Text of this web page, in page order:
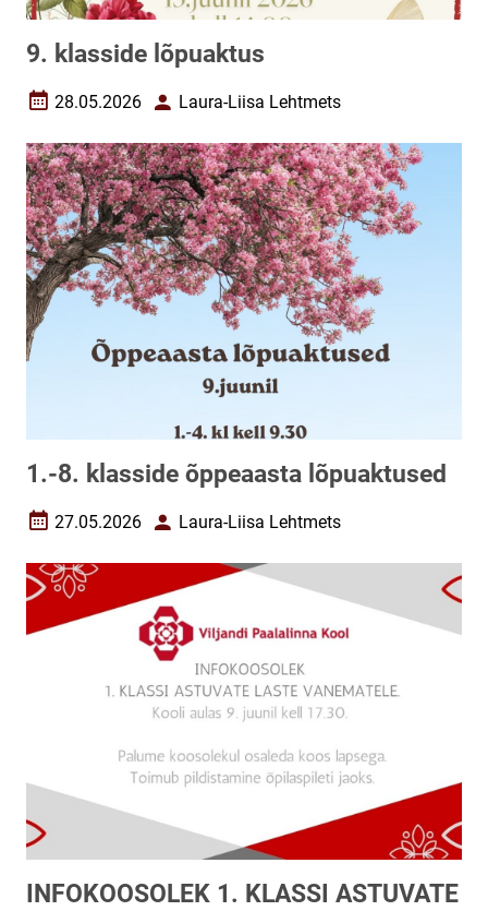
9. klasside lõpuaktus
Loomise kuupäev
28.05.2026 AutorLaura-Liisa Lehtmets
1.-8. klasside õppeaasta lõpuaktused
Loomise kuupäev
27.05.2026 AutorLaura-Liisa Lehtmets
INFOKOOSOLEK 1. KLASSI ASTUVATE